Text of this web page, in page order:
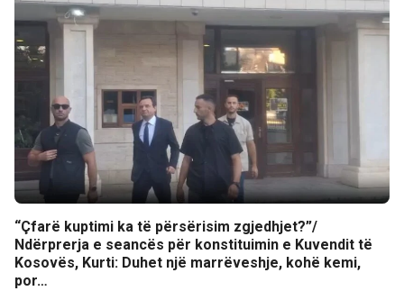
“Çfarë kuptimi ka të përsërisim zgjedhjet?”/
Ndërprerja e seancës për konstituimin e Kuvendit të
Kosovës, Kurti: Duhet një marrëveshje, kohë kemi,
por…